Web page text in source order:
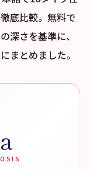
底比較。無料で
深さを基準に、
まとめました。